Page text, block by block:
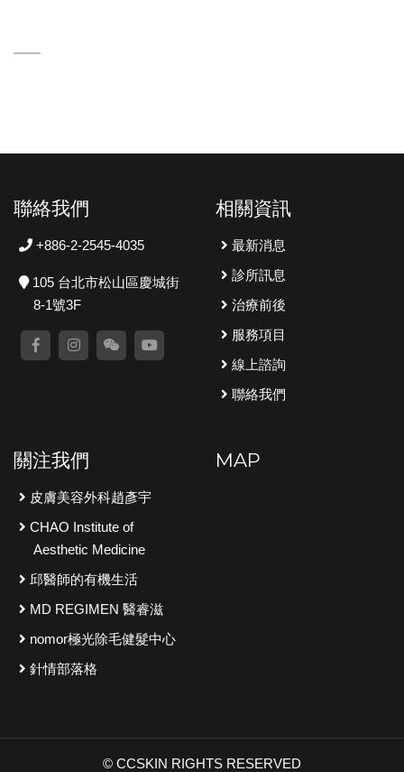
聯絡我們
+886-2-2545-4035
105 台北市松山區慶城街
8-1號3F
相關資訊
最新消息
診所訊息
治療前後
服務項目
線上諮詢
聯絡我們
關注我們
皮膚美容外科趙彥宇
CHAO Institute of
Aesthetic Medicine
邱醫師的有機生活
MD REGIMEN 醫睿滋
nomor極光除毛健髮中心
針情部落格
MAP
© CCSKIN RIGHTS RESERVED